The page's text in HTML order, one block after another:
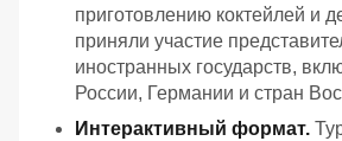
приготовлению коктейлей и
приняли участие
иностранных государств,
России, Германии и стран
Интерактивный формат.